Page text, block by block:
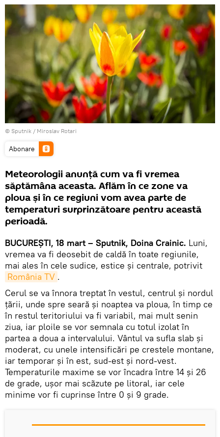
© Sputnik / Miroslav Rotari
Abonare
Meteorologii anunţă cum va fi vremea
săptămâna aceasta. Aflăm în ce zone va
ploua şi în ce regiuni vom avea parte de
temperaturi surprinzătoare pentru această
perioadă.
BUCUREŞTI, 18 mart – Sputnik, Doina Crainic. Luni,
vremea va fi deosebit de caldă în toate regiunile,
mai ales în cele sudice, estice şi centrale, potrivit
România TV .
Cerul se va înnora treptat în vestul, centrul şi nordul
ţãrii, unde spre seară şi noaptea va ploua, în timp ce
în restul teritoriului va fi variabil, mai mult senin
ziua, iar ploile se vor semnala cu totul izolat în
partea a doua a intervalului. Vântul va sufla slab şi
moderat, cu unele intensificări pe crestele montane,
iar temporar şi în est, sud-est şi nord-vest.
Temperaturile maxime se vor încadra între 14 şi 26
de grade, uşor mai scãzute pe litoral, iar cele
minime vor fi cuprinse între 0 şi 9 grade.